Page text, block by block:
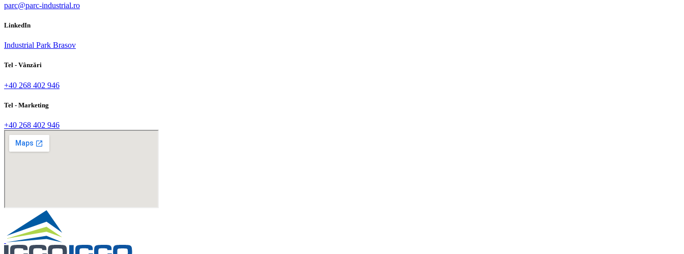
parc@parc-industrial.ro
LinkedIn
Industrial Park Brasov
Tel - Vânzări
+40 268 402 946
Tel - Marketing
+40 268 402 946